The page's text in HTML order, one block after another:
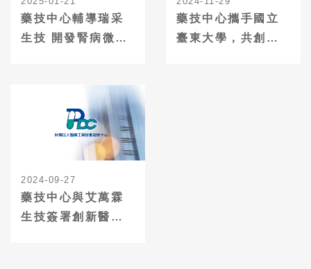
藥技中心輔導瑞采
生技 開發腎病微脂
藥技中心攜手國立
臺東大學，共創東
2024-09-27
藥技中心與艾萬霖
生技簽署創新醫療